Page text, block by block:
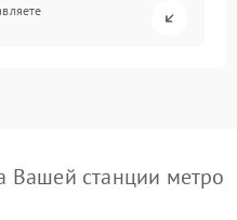
Вашей станции метро